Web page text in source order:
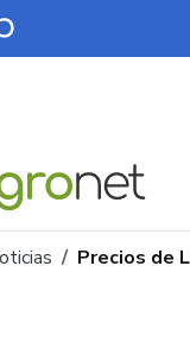
Precios de